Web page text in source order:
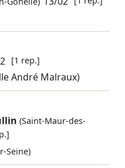
[1 rep.]
André Malraux)
(Saint-Maur-des-
Seine)